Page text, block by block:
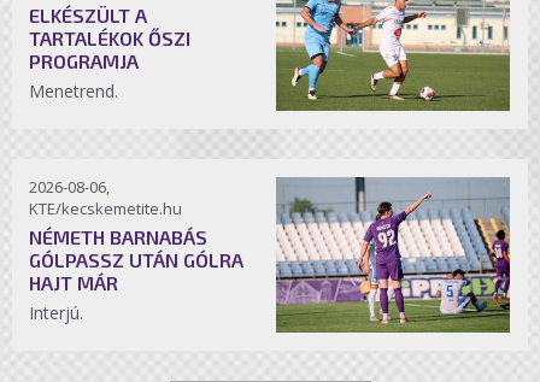
ELKÉSZÜLT A
TARTALÉKOK ŐSZI
PROGRAMJA
Menetrend.
2026-08-06,
KTE/kecskemetite.hu
NÉMETH BARNABÁS
GÓLPASSZ UTÁN GÓLRA
HAJT MÁR
Interjú.